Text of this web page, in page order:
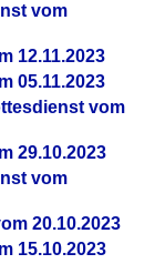
vom
12.11.2023
05.11.2023
vom
29.10.2023
vom
20.10.2023
15.10.2023